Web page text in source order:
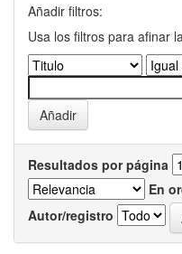
Añadir filtros:
Usa los filtros para afinar
Resultados por página
En
Autor/registro